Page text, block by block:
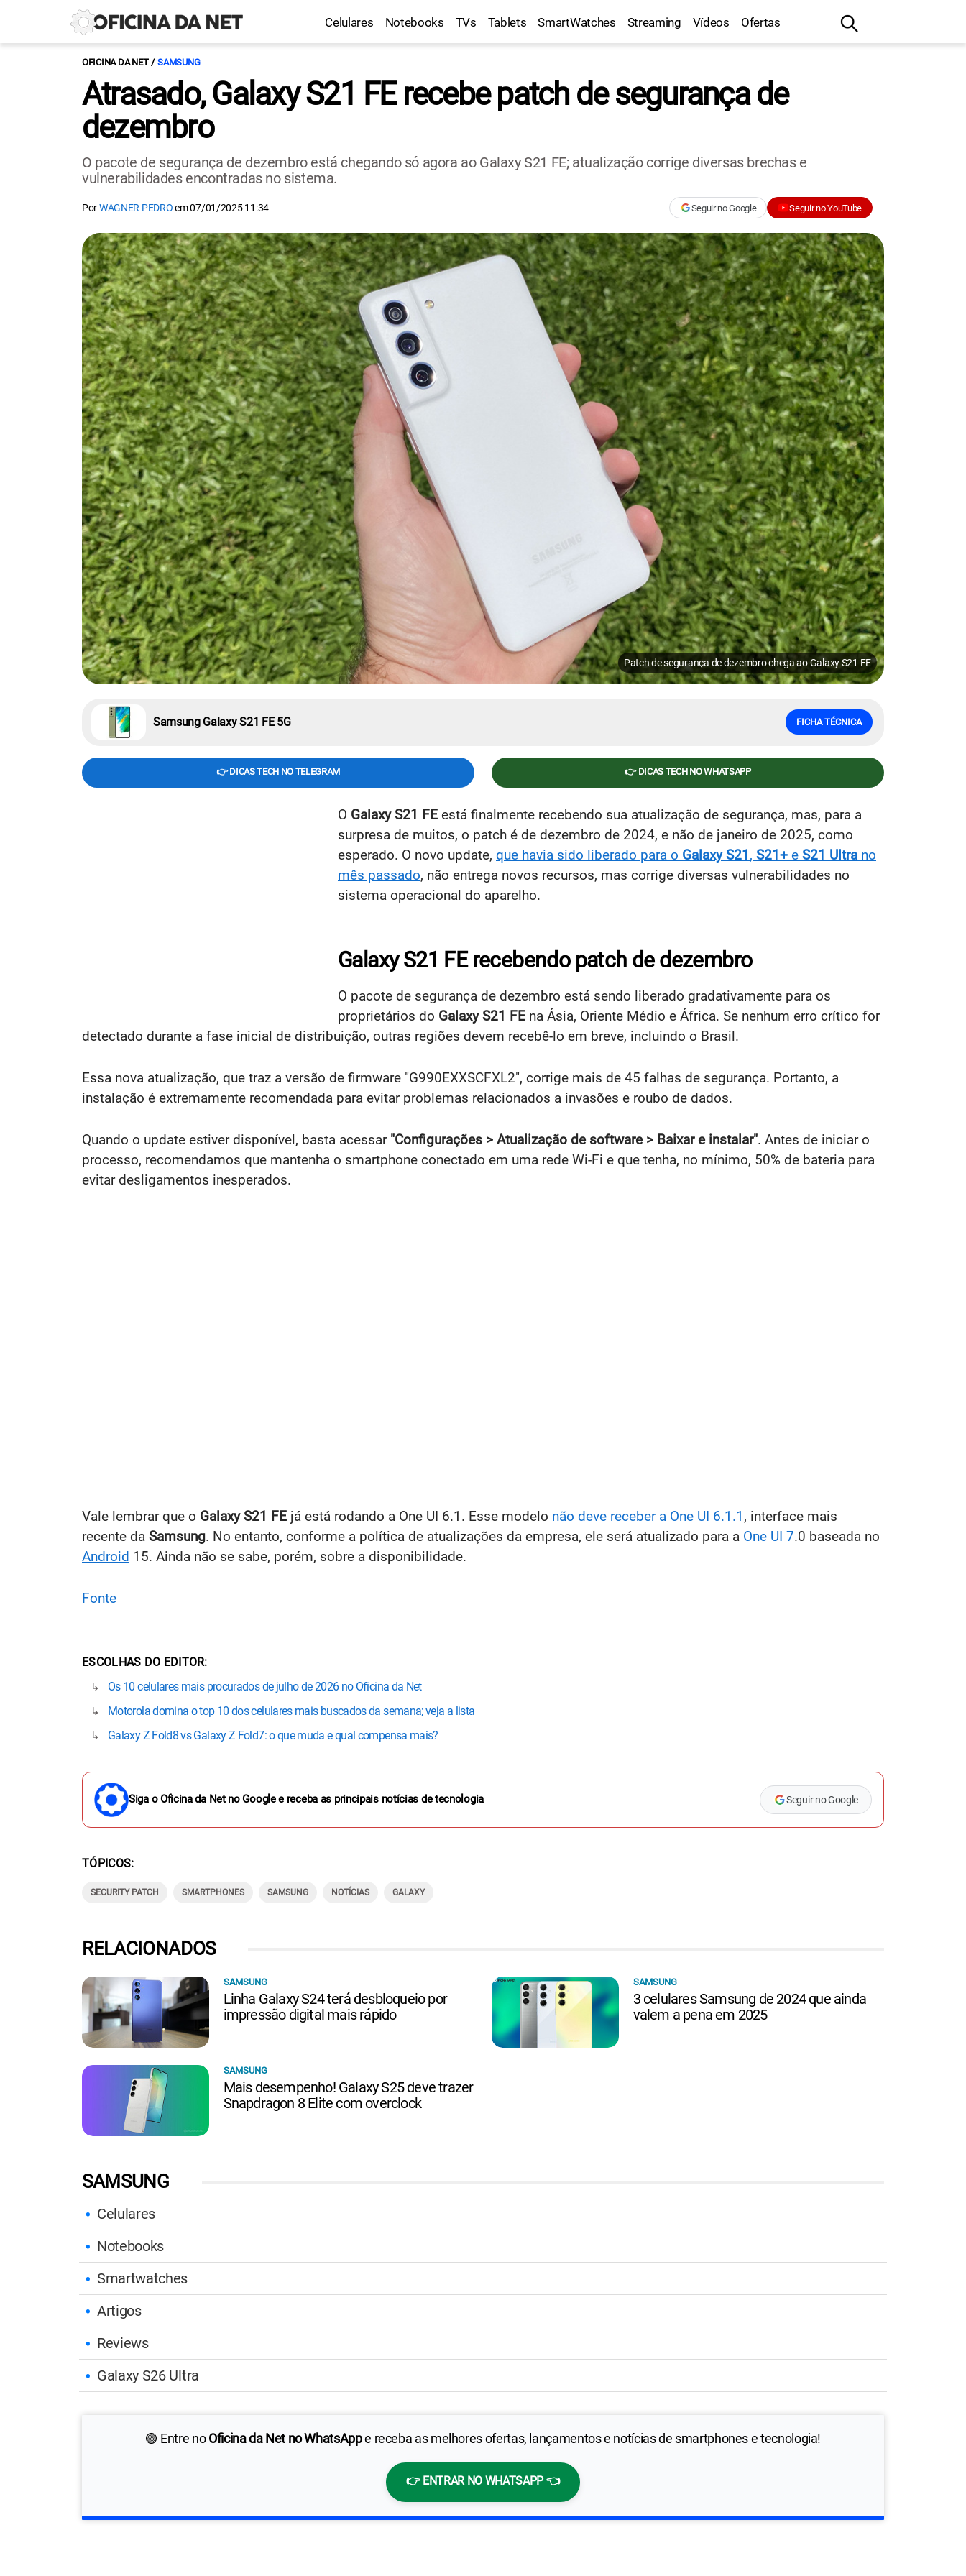
Celulares Notebooks TVs Tablets SmartWatches Streaming Vídeos Ofertas
OFICINA DA NET SAMSUNG
Atrasado, Galaxy S21 FE recebe patch de segurança de
dezembro
O pacote de segurança de dezembro está chegando só agora ao Galaxy S21 FE; atualização corrige diversas brechas e
vulnerabilidades encontradas no sistema.
PorWAGNER PEDROem07/01/2025 11:34 Seguir no Google Seguir no YouTube
Patch de segurança de dezembro chega ao Galaxy S21 FE
Samsung Galaxy S21 FE 5G FICHA TÉCNICA
👉 DICAS TECH NO TELEGRAM 👉 DICAS TECH NO WHATSAPP
O Galaxy S21 FE está finalmente recebendo sua atualização de segurança, mas, para a
surpresa de muitos, o patch é de dezembro de 2024, e não de janeiro de 2025, como
esperado. O novo update, que havia sido liberado para o Galaxy S21, S21+ e S21 Ultra no
mês passado, não entrega novos recursos, mas corrige diversas vulnerabilidades no
sistema operacional do aparelho.
Galaxy S21 FE recebendo patch de dezembro
O pacote de segurança de dezembro está sendo liberado gradativamente para os
proprietários do Galaxy S21 FE na Ásia, Oriente Médio e África. Se nenhum erro crítico for
detectado durante a fase inicial de distribuição, outras regiões devem recebê-lo em breve, incluindo o Brasil.
Essa nova atualização, que traz a versão de firmware "G990EXXSCFXL2", corrige mais de 45 falhas de segurança. Portanto, a
instalação é extremamente recomendada para evitar problemas relacionados a invasões e roubo de dados.
Quando o update estiver disponível, basta acessar "Configurações > Atualização de software > Baixar e instalar". Antes de iniciar o
processo, recomendamos que mantenha o smartphone conectado em uma rede Wi-Fi e que tenha, no mínimo, 50% de bateria para
evitar desligamentos inesperados.
Vale lembrar que o Galaxy S21 FE já está rodando a One UI 6.1. Esse modelo não deve receber a One UI 6.1.1 , interface mais
recente da Samsung. No entanto, conforme a política de atualizações da empresa, ele será atualizado para a One UI 7.0 baseada no
Android 15. Ainda não se sabe, porém, sobre a disponibilidade.
Fonte
ESCOLHAS DO EDITOR
Os 10 celulares mais procurados de julho de 2026 no Oficina da Net
Motorola domina o top 10 dos celulares mais buscados da semana; veja a lista
Galaxy Z Fold8 vs Galaxy Z Fold7: o que muda e qual compensa mais?
Siga o Oficina da Net no Google e receba as principais notícias de tecnologia Seguir no Google
TÓPICOS
SECURITY PATCH SMARTPHONES SAMSUNG NOTÍCIAS GALAXY
SAMSUNG
Celulares
Notebooks
Smartwatches
Artigos
Reviews
Galaxy S26 Ultra
🟢 Entre noOficina da Net no WhatsAppe receba as melhores ofertas, lançamentos e notícias de smartphones e tecnologia!
👉 ENTRAR NO WHATSAPP 👈
RELACIONADOS
SAMSUNG
Linha Galaxy S24 terá desbloqueio por
impressão digital mais rápido
SAMSUNG
3 celulares Samsung de 2024 que ainda
valem a pena em 2025
SAMSUNG
Mais desempenho! Galaxy S25 deve trazer
Snapdragon 8 Elite com overclock